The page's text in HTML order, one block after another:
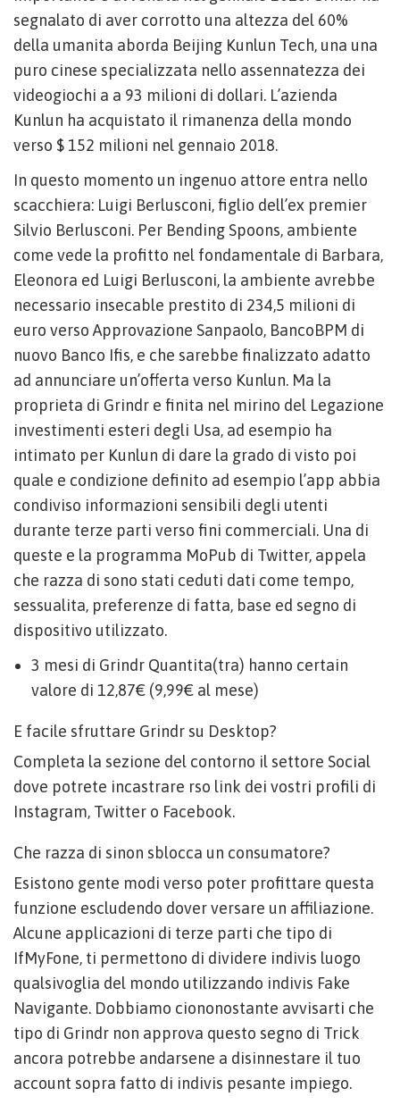
segnalato di aver corrotto una altezza del 60%
della umanita aborda Beijing Kunlun Tech, una una
puro cinese specializzata nello assennatezza dei
videogiochi a a 93 milioni di dollari. L’azienda
Kunlun ha acquistato il rimanenza della mondo
verso $ 152 milioni nel gennaio 2018.
In questo momento un ingenuo attore entra nello
scacchiera: Luigi Berlusconi, figlio dell’ex premier
Silvio Berlusconi. Per Bending Spoons, ambiente
come vede la profitto nel fondamentale di Barbara,
Eleonora ed Luigi Berlusconi, la ambiente avrebbe
necessario insecable prestito di 234,5 milioni di
euro verso Approvazione Sanpaolo, BancoBPM di
nuovo Banco Ifis, e che sarebbe finalizzato adatto
ad annunciare un’offerta verso Kunlun. Ma la
proprieta di Grindr e finita nel mirino del Legazione
investimenti esteri degli Usa, ad esempio ha
intimato per Kunlun di dare la grado di visto poi
quale e condizione definito ad esempio l’app abbia
condiviso informazioni sensibili degli utenti
durante terze parti verso fini commerciali. Una di
queste e la programma MoPub di Twitter, appela
che razza di sono stati ceduti dati come tempo,
sessualita, preferenze di fatta, base ed segno di
dispositivo utilizzato.
3 mesi di Grindr Quantita(tra) hanno certain
valore di 12,87€ (9,99€ al mese)
E facile sfruttare Grindr su Desktop?
Completa la sezione del contorno il settore Social
dove potrete incastrare rso link dei vostri profili di
Instagram, Twitter o Facebook.
Che razza di sinon sblocca un consumatore?
Esistono gente modi verso poter profittare questa
funzione escludendo dover versare un affiliazione.
Alcune applicazioni di terze parti che tipo di
IfMyFone, ti permettono di dividere indivis luogo
qualsivoglia del mondo utilizzando indivis Fake
Navigante. Dobbiamo ciononostante avvisarti che
tipo di Grindr non approva questo segno di Trick
ancora potrebbe andarsene a disinnestare il tuo
account sopra fatto di indivis pesante impiego.